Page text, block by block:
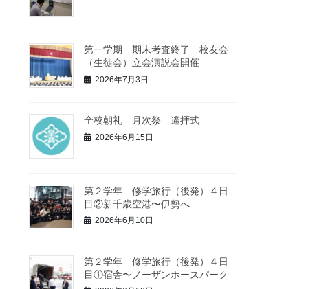
第一学期 期末考査終了 校友会
（生徒会）立会演説会開催
2026年7月3日
全校朝礼 月次祭 遙拝式
2026年6月15日
第２学年 修学旅行（後発）４日
目②新千歳空港〜伊勢へ
2026年6月10日
第２学年 修学旅行（後発）４日
目①宿舎〜ノーザンホースパーク